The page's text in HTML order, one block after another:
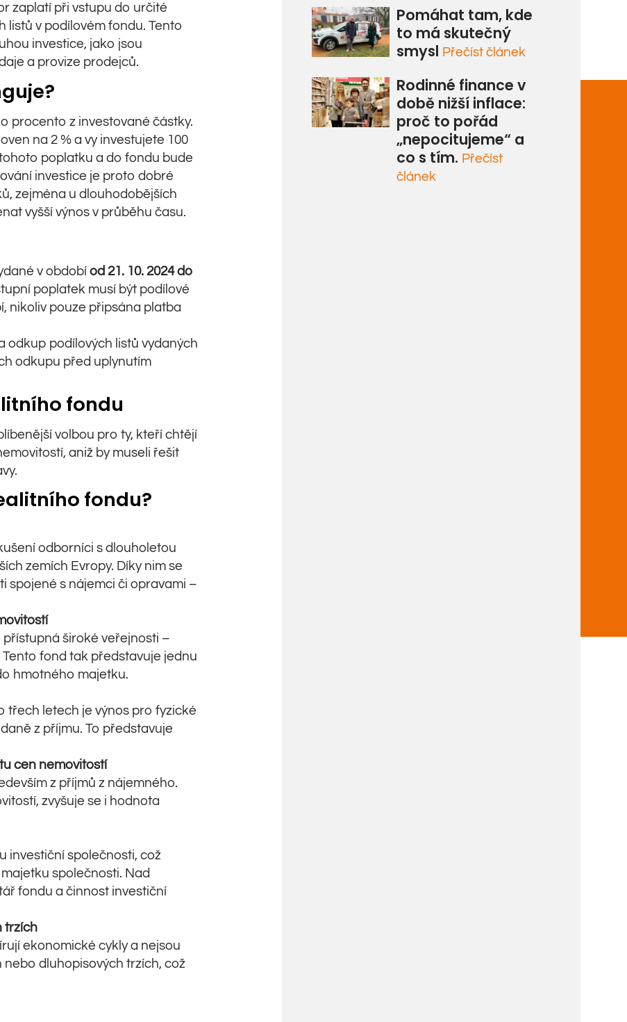
zaplatí při vstupu do určité
listů v podílovém fondu. Tento
investice, jako jsou
a provize prodejců.
procento z investované částky.
na 2 % a vy investujete 100
poplatku a do fondu bude
investice je proto dobré
zejména u dlouhodobějších
vyšší výnos v průběhu času.
v období od 21. 10. 2024 do
poplatek musí být podílové
nikoliv pouze připsána platba
odkup podílových listů vydaných
odkupu před uplynutím
fondu
volbou pro ty, kteří chtějí
aniž by museli řešit
fondu?
odborníci s dlouholetou
zemích Evropy. Díky nim se
spojené s nájemci či opravami –
přístupná široké veřejnosti –
Tento fond tak představuje jednu
hmotného majetku.
třech letech je výnos pro fyzické
z příjmu. To představuje
cen nemovitostí
z příjmů z nájemného.
zvyšuje se i hodnota
investiční společnosti, což
společnosti. Nad
fondu a činnost investiční
trzích
ekonomické cykly a nejsou
dluhopisových trzích, což
Pomáhat tam, kde
to má skutečný
smysl Přečíst článek
Rodinné finance v
době nižší inflace:
proč to pořád
„nepocitujeme“ a
co s tím. Přečíst
článek